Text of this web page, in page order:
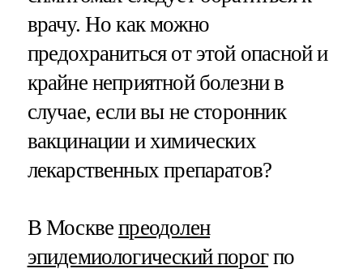
врачу. Но как можно
предохраниться от этой опасной и
крайне неприятной болезни в
случае, если вы не сторонник
вакцинации и химических
лекарственных препаратов?
В Москвепреодолен
эпидемиологический порогпо